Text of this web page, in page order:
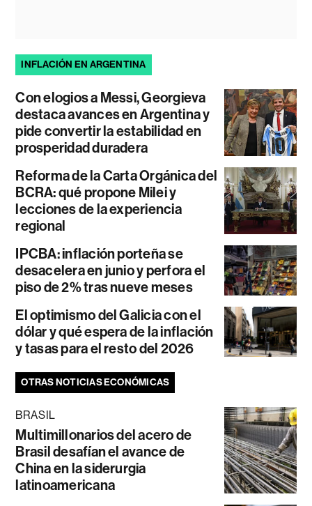
INFLACIÓN EN ARGENTINA
Con elogios a Messi, Georgieva
destaca avances en Argentina y
pide convertir la estabilidad en
prosperidad duradera
Reforma de la Carta Orgánica del
BCRA: qué propone Milei y
lecciones de la experiencia
regional
IPCBA: inflación porteña se
desacelera en junio y perfora el
piso de 2% tras nueve meses
El optimismo del Galicia con el
dólar y qué espera de la inflación
y tasas para el resto del 2026
OTRAS NOTICIAS ECONÓMICAS
BRASIL
Multimillonarios del acero de
Brasil desafían el avance de
China en la siderurgia
latinoamericana